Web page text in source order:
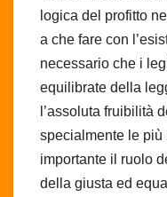
logica del profitto
a che fare con
necessario che i
equilibrate della
l’assoluta fruibilità
specialmente le più
importante il ruolo
della giusta ed